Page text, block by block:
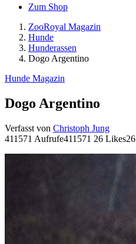
Zum Shop
ZooRoyal Magazin
Hunde
Hunderassen
Dogo Argentino
Hunde Magazin
Dogo Argentino
Verfasst von Christoph Jung
411571 Aufrufe411571 26 Likes26